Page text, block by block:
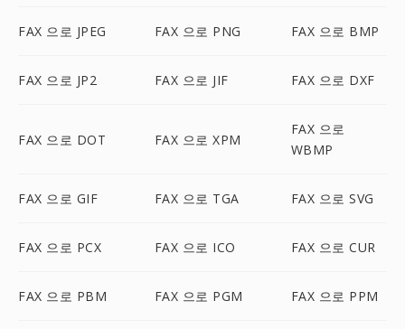
FAX 으로 JPEG FAX 으로 PNG FAX 으로 BMP
FAX 으로 JP2 FAX 으로 JIF FAX 으로 DXF
FAX 으로 DOT FAX 으로 XPM
FAX 으로
WBMP
FAX 으로 GIF FAX 으로 TGA FAX 으로 SVG
FAX 으로 PCX FAX 으로 ICO FAX 으로 CUR
FAX 으로 PBM FAX 으로 PGM FAX 으로 PPM